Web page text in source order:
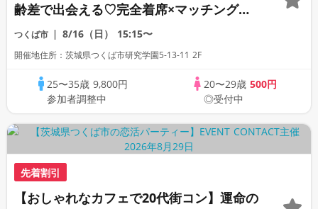
齢差で出会える♡完全着席×マッチングゲ
ーム付きマッチングコン
つくば市 8/16（日） 15:15〜
開催地住所：茨城県つくば市研究学園5-13-11 2F
25〜35歳 9,800円
参加者調整中
20〜29歳 500円
◎受付中
先着割引
【おしゃれなカフェで20代街コン】運命の